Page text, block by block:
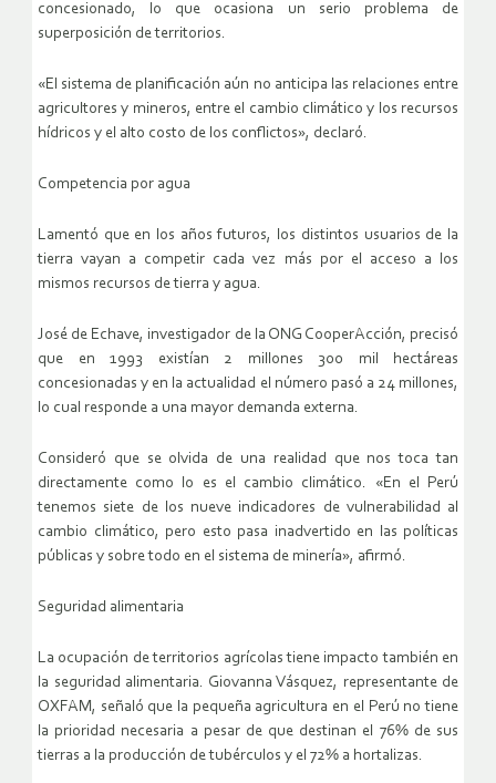
concesionado, lo que ocasiona un serio problema de
superposición de territorios.
«El sistema de planificación aún no anticipa las relaciones entre
agricultores y mineros, entre el cambio climático y los recursos
hídricos y el alto costo de los conflictos», declaró.
Competencia por agua
Lamentó que en los años futuros, los distintos usuarios de la
tierra vayan a competir cada vez más por el acceso a los
mismos recursos de tierra y agua.
José de Echave, investigador de la ONG CooperAcción, precisó
que en 1993 existían 2 millones 300 mil hectáreas
concesionadas y en la actualidad el número pasó a 24 millones,
lo cual responde a una mayor demanda externa.
Consideró que se olvida de una realidad que nos toca tan
directamente como lo es el cambio climático. «En el Perú
tenemos siete de los nueve indicadores de vulnerabilidad al
cambio climático, pero esto pasa inadvertido en las políticas
públicas y sobre todo en el sistema de minería», afirmó.
Seguridad alimentaria
La ocupación de territorios agrícolas tiene impacto también en
la seguridad alimentaria. Giovanna Vásquez, representante de
OXFAM, señaló que la pequeña agricultura en el Perú no tiene
la prioridad necesaria a pesar de que destinan el 76% de sus
tierras a la producción de tubérculos y el 72% a hortalizas.